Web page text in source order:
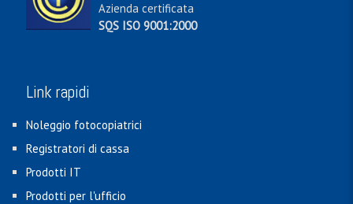
Azienda certificata
SQS ISO 9001:2000
Link rapidi
Noleggio fotocopiatrici
Registratori di cassa
Prodotti IT
Prodotti per l'ufficio